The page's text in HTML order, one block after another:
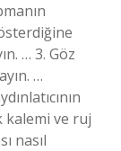
… 3. Göz
…
kalemi ve ruj
nasıl